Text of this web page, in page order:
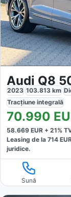
Audi Q8
2023 103.813 km
Tracțiune integrală
70.990
58.669 EUR + 21%
Leasing de la 714
juridice.
Sună